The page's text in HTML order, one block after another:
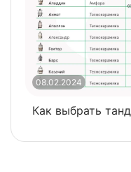
08.02.2024
Как выбрать